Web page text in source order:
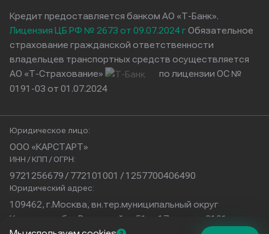
Кредит предоставляется банком АО «Т-Банк».
Лицензия ЦБ РФ № 2673 от 09.07.2024 гОбязательное
страхование гражданской ответственности
владельцев транспортных средств осуществляется
АО «Т-Страхование»
по лицензии ОС №
0191-03 от 01.07.2024
Юридическое лицо:
ООО «КАРСТАРТ»
ИНН / КПП / ОГРН:
9721256679 / 772101001 / 1257700406490
Юридический адрес:
109462, г.Москва, вн.тер.муниципальный округ
Кузьминки, б-р Волжский, д.51, с.17, помещ.2101
Физический адрес: